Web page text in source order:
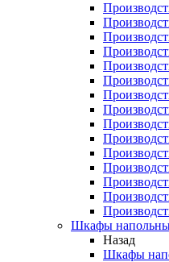
Шкафы
Назад
Шкафы